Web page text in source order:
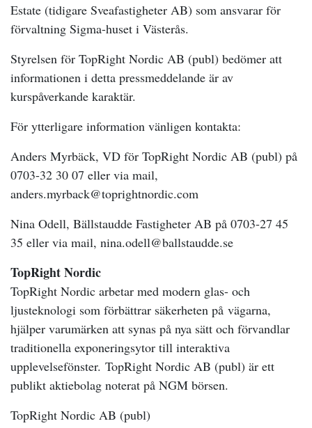
Estate (tidigare Sveafastigheter AB) som ansvarar för
förvaltning Sigma-huset i Västerås.
Styrelsen för TopRight Nordic AB (publ) bedömer att
informationen i detta pressmeddelande är av
kurspåverkande karaktär.
För ytterligare information vänligen kontakta:
Anders Myrbäck, VD för TopRight Nordic AB (publ) på
0703-32 30 07 eller via mail,
anders.myrback@toprightnordic.com
Nina Odell, Bällstaudde Fastigheter AB på 0703-27 45
35 eller via mail, nina.odell@ballstaudde.se
TopRight Nordic
TopRight Nordic arbetar med modern glas- och
ljusteknologi som förbättrar säkerheten på vägarna,
hjälper varumärken att synas på nya sätt och förvandlar
traditionella exponeringsytor till interaktiva
upplevelsefönster. TopRight Nordic AB (publ) är ett
publikt aktiebolag noterat på NGM börsen.
TopRight Nordic AB (publ)